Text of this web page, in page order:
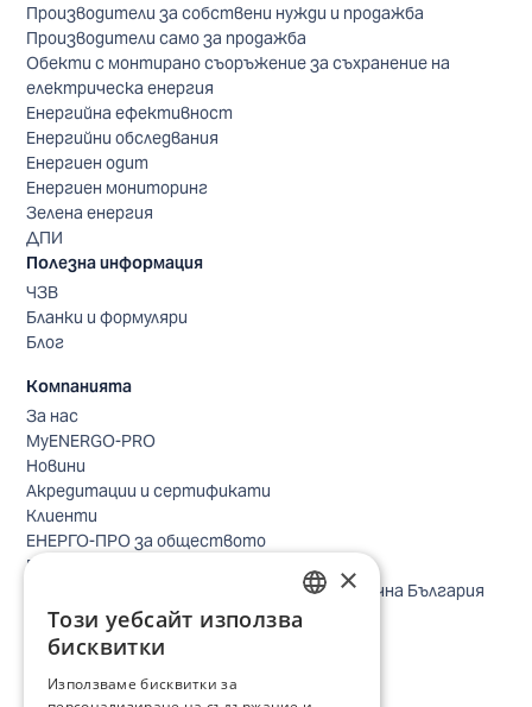
Производители за собствени нужди и продажба
Производители само за продажба
Обекти с монтирано съоръжение за съхранение на
електрическа енергия
Енергийна ефективност
Енергийни обследвания
Енергиен одит
Енергиен мониторинг
Зелена енергия
ДПИ
Полезна информация
ЧЗВ
Бланки и формуляри
Блог
Компанията
За нас
MyENERGO-PRO
Новини
Акредитации и сертификати
Клиенти
ЕНЕРГО-ПРО за обществото
Реализирани проекти
Безопасно небе за птиците в Североизточна България
Безопасност
Контакти бизнес клиенти
Локации
BULGARIAN
×
Този уебсайт използва
бисквитки
Използваме бисквитки за